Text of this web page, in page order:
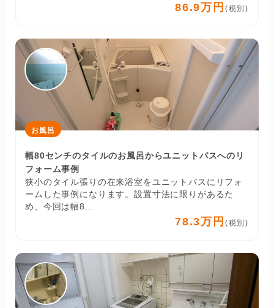
86.9万円 (税別)
お風呂
幅80センチのタイルのお風呂からユニットバスへのリ
フォーム事例
狭小のタイル張りの在来浴室をユニットバスにリフォ
ームした事例になります。設置寸法に限りがあるた
め、今回は幅8...
78.3万円 (税別)